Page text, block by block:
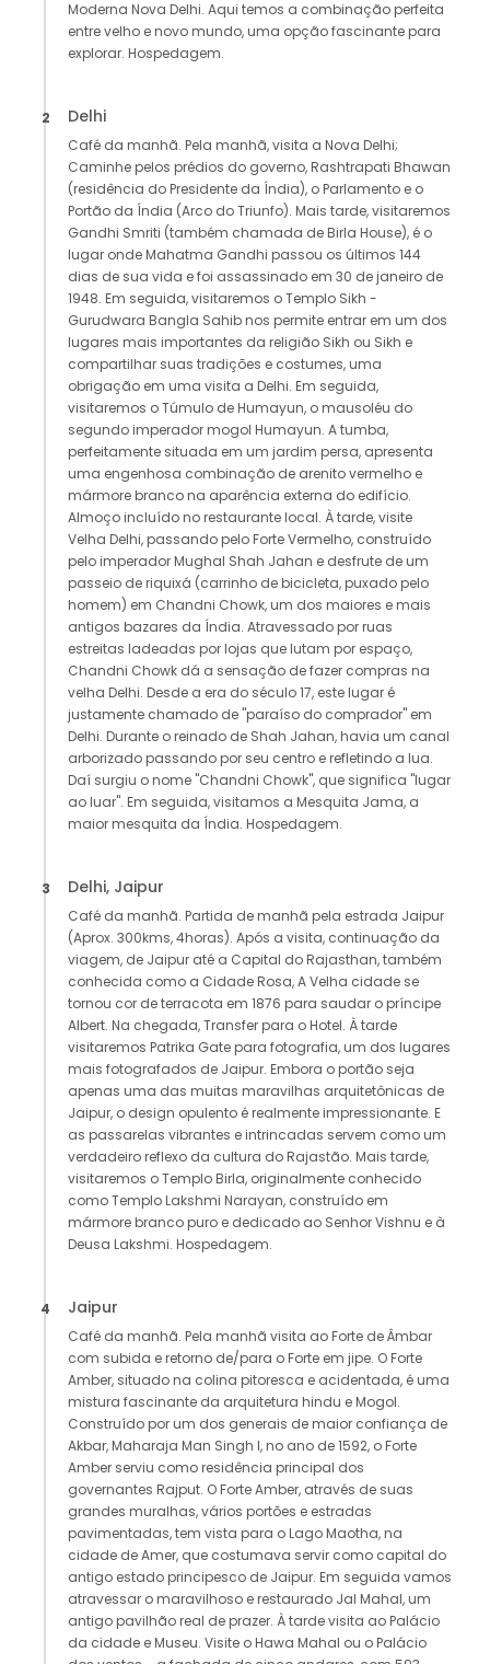
Moderna Nova Delhi. Aqui temos a combinação perfeita
entre velho e novo mundo, uma opção fascinante para
explorar. Hospedagem.
2 Delhi
Café da manhã. Pela manhã, visita a Nova Delhi;
Caminhe pelos prédios do governo, Rashtrapati Bhawan
(residência do Presidente da Índia), o Parlamento e o
Portão da Índia (Arco do Triunfo). Mais tarde, visitaremos
Gandhi Smriti (também chamada de Birla House), é o
lugar onde Mahatma Gandhi passou os últimos 144
dias de sua vida e foi assassinado em 30 de janeiro de
1948. Em seguida, visitaremos o Templo Sikh -
Gurudwara Bangla Sahib nos permite entrar em um dos
lugares mais importantes da religião Sikh ou Sikh e
compartilhar suas tradições e costumes, uma
obrigação em uma visita a Delhi. Em seguida,
visitaremos o Túmulo de Humayun, o mausoléu do
segundo imperador mogol Humayun. A tumba,
perfeitamente situada em um jardim persa, apresenta
uma engenhosa combinação de arenito vermelho e
mármore branco na aparência externa do edifício.
Almoço incluído no restaurante local. À tarde, visite
Velha Delhi, passando pelo Forte Vermelho, construído
pelo imperador Mughal Shah Jahan e desfrute de um
passeio de riquixá (carrinho de bicicleta, puxado pelo
homem) em Chandni Chowk, um dos maiores e mais
antigos bazares da Índia. Atravessado por ruas
estreitas ladeadas por lojas que lutam por espaço,
Chandni Chowk dá a sensação de fazer compras na
velha Delhi. Desde a era do século 17, este lugar é
justamente chamado de "paraíso do comprador" em
Delhi. Durante o reinado de Shah Jahan, havia um canal
arborizado passando por seu centro e refletindo a lua.
Daí surgiu o nome "Chandni Chowk", que significa "lugar
ao luar". Em seguida, visitamos a Mesquita Jama, a
maior mesquita da Índia. Hospedagem.
3 Delhi, Jaipur
Café da manhã. Partida de manhã pela estrada Jaipur
(Aprox. 300kms, 4horas). Após a visita, continuação da
viagem, de Jaipur até a Capital do Rajasthan, também
conhecida como a Cidade Rosa, A Velha cidade se
tornou cor de terracota em 1876 para saudar o príncipe
Albert. Na chegada, Transfer para o Hotel. À tarde
visitaremos Patrika Gate para fotografia, um dos lugares
mais fotografados de Jaipur. Embora o portão seja
apenas uma das muitas maravilhas arquitetônicas de
Jaipur, o design opulento é realmente impressionante. E
as passarelas vibrantes e intrincadas servem como um
verdadeiro reflexo da cultura do Rajastão. Mais tarde,
visitaremos o Templo Birla, originalmente conhecido
como Templo Lakshmi Narayan, construído em
mármore branco puro e dedicado ao Senhor Vishnu e à
Deusa Lakshmi. Hospedagem.
4 Jaipur
Café da manhã. Pela manhã visita ao Forte de Âmbar
com subida e retorno de/para o Forte em jipe. O Forte
Amber, situado na colina pitoresca e acidentada, é uma
mistura fascinante da arquitetura hindu e Mogol.
Construído por um dos generais de maior confiança de
Akbar, Maharaja Man Singh I, no ano de 1592, o Forte
Amber serviu como residência principal dos
governantes Rajput. O Forte Amber, através de suas
grandes muralhas, vários portões e estradas
pavimentadas, tem vista para o Lago Maotha, na
cidade de Amer, que costumava servir como capital do
antigo estado principesco de Jaipur. Em seguida vamos
atravessar o maravilhoso e restaurado Jal Mahal, um
antigo pavilhão real de prazer. À tarde visita ao Palácio
da cidade e Museu. Visite o Hawa Mahal ou o Palácio